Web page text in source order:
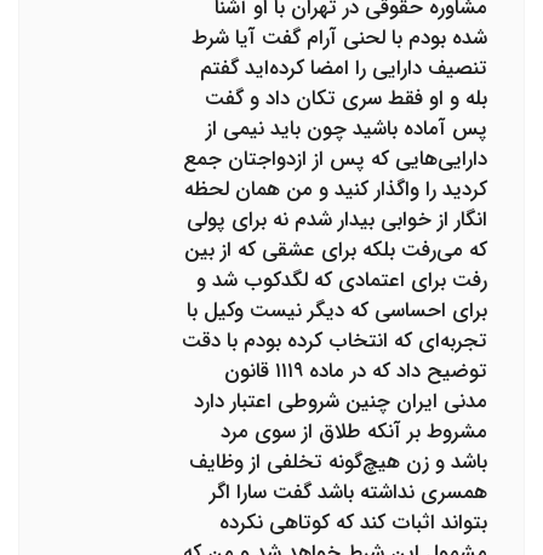
مشاوره حقوقی در تهران با او آشنا
شده بودم با لحنی آرام گفت آیا شرط
تنصیف دارایی را امضا کرده‌اید گفتم
بله و او فقط سری تکان داد و گفت
پس آماده باشید چون باید نیمی از
دارایی‌هایی که پس از ازدواجتان جمع
کردید را واگذار کنید و من همان لحظه
انگار از خوابی بیدار شدم نه برای پولی
که می‌رفت بلکه برای عشقی که از بین
رفت برای اعتمادی که لگدکوب شد و
برای احساسی که دیگر نیست وکیل با
تجربه‌ای که انتخاب کرده بودم با دقت
توضیح داد که در ماده ۱۱۱۹ قانون
مدنی ایران چنین شروطی اعتبار دارد
مشروط بر آنکه طلاق از سوی مرد
باشد و زن هیچ‌گونه تخلفی از وظایف
همسری نداشته باشد گفت سارا اگر
بتواند اثبات کند که کوتاهی نکرده